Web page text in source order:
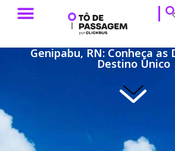
Genipabu, RN: Conheça as
Destino Único